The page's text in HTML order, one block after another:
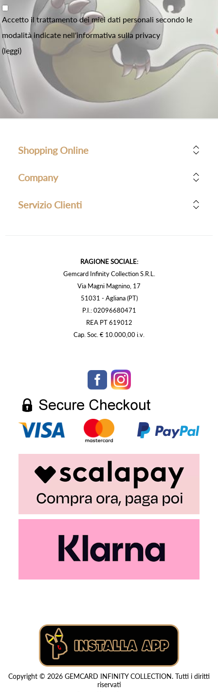
Accetto il trattamento dei miei dati personali secondo le
modalità indicate nell'informativa sulla privacy
(leggi)
Shopping Online
Company
Servizio Clienti
RAGIONE SOCIALE:
Gemcard Infinity Collection S.R.L.
Via Magni Magnino, 17
51031 - Agliana (PT)
P.I.: 02096680471
REA PT 619012
Cap. Soc. € 10.000,00 i.v.
Copyright © 2026 GEMCARD INFINITY COLLECTION. Tutti i diritti
riservati